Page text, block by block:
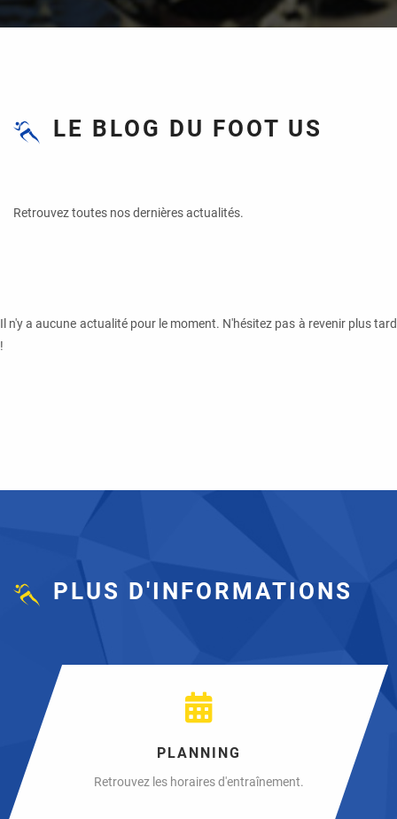
LE BLOG DU FOOT US
Retrouvez toutes nos dernières actualités.
Il n'y a aucune actualité pour le moment. N'hésitez pas à revenir plus tard
!
PLUS D'INFORMATIONS
PLANNING
Retrouvez les horaires d'entraînement.